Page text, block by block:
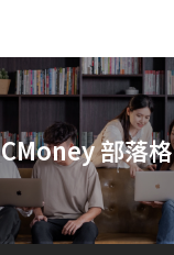
CMoney 部落格